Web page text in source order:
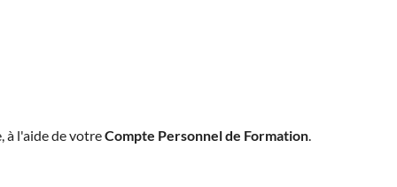
à l'aide de votreCompte Personnel de Formation.